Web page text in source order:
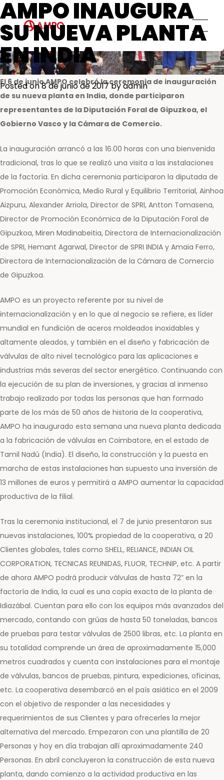
AMPO SERVICE
Servicios MRO
Soluciones de ingeniería a medida
Servicio de repuestos
Servicios de ingeniería de campo
Servicios de formación
Servicios de mantenimiento
preventivo y predictivo
Centros de reparación y
mantenimiento
AMPO FOUNDRY
Ética y transparencia
Compromiso social
AMPO INAUGURA
SU NUEVA PLANTA
EN INDIA
Posted on8 de junio de 2017byadmin
El 6 de junio AMPO celebró la ceremonia de inauguración
de su nueva planta en India, donde participaron
representantes de la Diputación Foral de Gipuzkoa, el
Gobierno Vasco y la Cámara de Comercio.
La inauguración arrancó a las 16.00 horas con una bienvenida
tradicional, tras lo que se realizó una visita a las instalaciones
de la factoría. En dicha ceremonia participaron la diputada de
Promoción Económica, Medio Rural y Equilibrio Territorial, Ainhoa
Aizpuru, Alexander Arriola, Director de SPRI, Antton Tomasena,
Director de Promoción Económica de la Diputación Foral de
Gipuzkoa, Miren Madinabeitia, Directora de Internacionalización
de SPRI, Hemant Agarwal, Director de SPRI INDIA y Amaia Ferro,
Directora de Internacionalización de la Cámara de Comercio
de Gipuzkoa.
AMPO es un proyecto referente por su nivel de
internacionalización y en lo que al negocio se refiere, es líder
mundial en fundición de aceros moldeados inoxidables y
altamente aleados, y también en el diseño y fabricación de
válvulas de alto nivel tecnológico para las aplicaciones e
industrias más severas del sector energético. Continuando con
la ejecución de su plan de inversiones, y gracias al inmenso
trabajo realizado por todas las personas que han formado
parte de los más de 50 años de historia de la cooperativa,
AMPO ha inaugurado esta semana una nueva planta dedicada
a la fabricación de válvulas en Coimbatore, en el estado de
Tamil Nadú (India). El diseño, la construcción y la puesta en
marcha de estas instalaciones han supuesto una inversión de
13 millones de euros y permitirá a AMPO aumentar la capacidad
productiva de la filial.
Tras la ceremonia institucional, el 7 de junio presentaron sus
nuevas instalaciones, 100% propiedad de la cooperativa, a 20
Clientes globales, tales como SHELL, RELIANCE, INDIAN OIL
CORPORATION, TECNICAS REUNIDAS, FLUOR, TECHNIP, etc. A partir
de ahora AMPO podrá producir válvulas de hasta 72” en la
factoría de India, la cual es una copia exacta de la planta de
Idiazábal. Cuentan para ello con los equipos más avanzados del
mercado, contando con grúas de hasta 50 toneladas, bancos
de pruebas para testar válvulas de 2500 libras, etc. La planta en
su totalidad comprende un área de aproximadamente 15,000
metros cuadrados y cuenta con instalaciones para el montaje
de válvulas, bancos de pruebas, pintura, expediciones, oficinas,
etc. La cooperativa desembarcó en el país asiático en el 2009
con el objetivo de responder a las necesidades y
requerimientos de sus Clientes y para ofrecerles la mejor
alternativa del mercado. Empezaron con una plantilla de 20
Personas y hoy en día trabajan allí aproximadamente 240
Personas. En abril concluyeron la construcción de esta nueva
planta, dando comienzo a la actividad productiva en las